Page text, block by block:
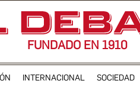
FUNDADO EN 1910
INTERNACIONAL SOCIEDAD